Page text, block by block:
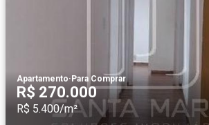
Apartamento·Para Comprar
R$ 270.000
R$ 5.400/m²